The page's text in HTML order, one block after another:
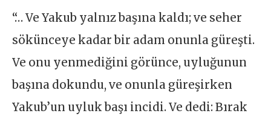
“… Ve Yakub yalnız başına kaldı; ve seher
sökünceye kadar bir adam onunla güreşti.
Ve onu yenmediğini görünce, uyluğunun
başına dokundu, ve onunla güreşirken
Yakub’un uyluk başı incidi. Ve dedi: Bırak